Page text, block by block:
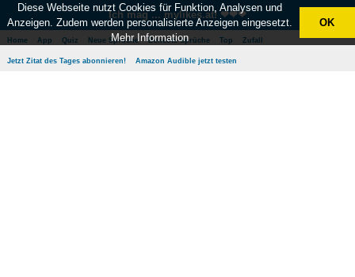
Ich mag ... mylikes.at! ❤❤❤
Home App Quiz Neue Sprüche Beliebte Sprüche Top Zufall
Jetzt Zitat des Tages abonnieren! Amazon Audible jetzt testen
Diese Webseite nutzt Cookies für Funktion, Analysen und
Anzeigen. Zudem werden personalisierte Anzeigen eingesetzt.
Mehr Information
OK